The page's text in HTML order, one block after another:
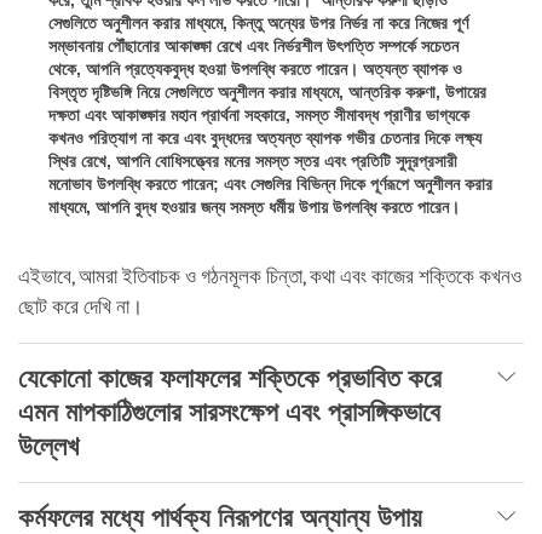
সেগুলিতে অনুশীলন করার মাধ্যমে, কিন্তু অন্যের উপর নির্ভর না করে নিজের পূর্ণ
সম্ভাবনায় পৌঁছানোর আকাঙ্ক্ষা রেখে এবং নির্ভরশীল উৎপত্তি সম্পর্কে সচেতন
থেকে, আপনি প্রত্যেকবুদ্ধ হওয়া উপলব্ধি করতে পারেন। অত্যন্ত ব্যাপক ও
বিস্তৃত দৃষ্টিভঙ্গি নিয়ে সেগুলিতে অনুশীলন করার মাধ্যমে, আন্তরিক করুণা, উপায়ের
দক্ষতা এবং আকাঙ্ক্ষার মহান প্রার্থনা সহকারে, সমস্ত সীমাবদ্ধ প্রাণীর ভাগ্যকে
কখনও পরিত্যাগ না করে এবং বুদ্ধদের অত্যন্ত ব্যাপক গভীর চেতনার দিকে লক্ষ্য
স্থির রেখে, আপনি বোধিসত্ত্বের মনের সমস্ত স্তর এবং প্রতিটি সুদূরপ্রসারী
মনোভাব উপলব্ধি করতে পারেন; এবং সেগুলির বিভিন্ন দিকে পূর্ণরূপে অনুশীলন করার
মাধ্যমে, আপনি বুদ্ধ হওয়ার জন্য সমস্ত ধর্মীয় উপায় উপলব্ধি করতে পারেন।
এইভাবে, আমরা ইতিবাচক ও গঠনমূলক চিন্তা, কথা এবং কাজের শক্তিকে কখনও
ছোট করে দেখি না।
যেকোনো কাজের ফলাফলের শক্তিকে প্রভাবিত করে
এমন মাপকাঠিগুলোর সারসংক্ষেপ এবং প্রাসঙ্গিকভাবে
উল্লেখ
কর্মফলের মধ্যে পার্থক্য নিরূপণের অন্যান্য উপায়